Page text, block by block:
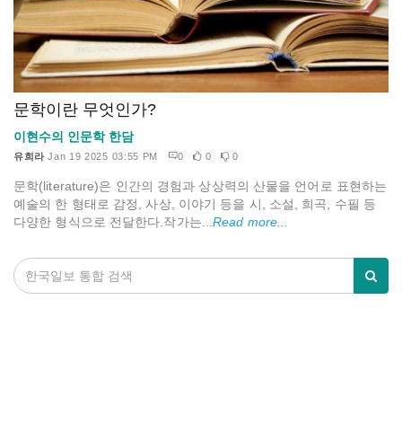
문학이란 무엇인가?
이현수의 인문학 한담
유희라 Jan 19 2025 03:55 PM 0 0 0
문학(literature)은 인간의 경험과 상상력의 산물을 언어로 표현하는
예술의 한 형태로 감정, 사상, 이야기 등을 시, 소설, 희곡, 수필 등
다양한 형식으로 전달한다.작가는...Read more...